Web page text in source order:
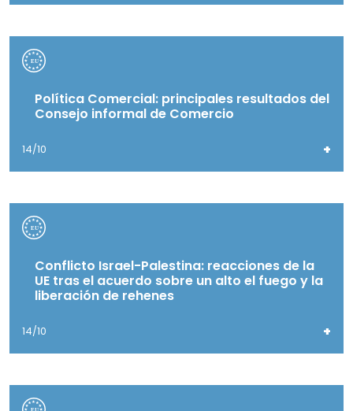
Política Comercial: principales resultados del
Consejo informal de Comercio
14/10 +
Conflicto Israel-Palestina: reacciones de la
UE tras el acuerdo sobre un alto el fuego y la
liberación de rehenes
14/10 +